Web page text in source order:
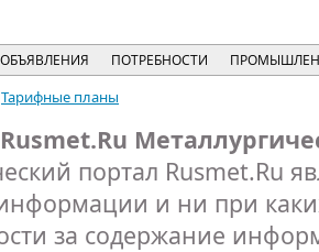
ОБЪЯВЛЕНИЯ ПОТРЕБНОСТИ
Тарифные планы
Rusmet.Ru
портал Rusmet.Ru
и ни при
за содержание